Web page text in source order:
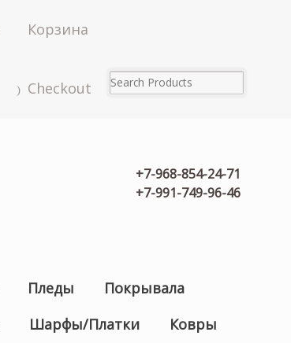
Корзина
Checkout
+7-968-854-24-71
+7-991-749-96-46
Пледы
Покрывала
Шарфы/Платки
Ковры